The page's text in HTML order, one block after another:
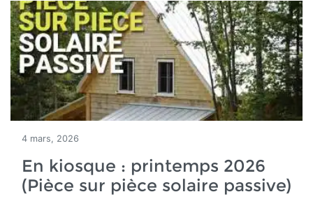
4 mars, 2026
En kiosque : printemps 2026
(Pièce sur pièce solaire passive)